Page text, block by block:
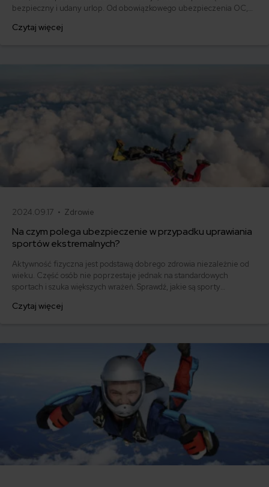
bezpieczny i udany urlop. Od obowiązkowego ubezpieczenia OC,
przygotowanie to podstawa. Odkryj, na co zwrócić uwagę, by w pełni
Czytaj więcej
2024.09.17 • Zdrowie
Na czym polega ubezpieczenie w przypadku uprawiania
sportów ekstremalnych?
Aktywność fizyczna jest podstawą dobrego zdrowia niezależnie od
wieku. Część osób nie poprzestaje jednak na standardowych
sportach i szuka większych wrażeń. Sprawdź, jakie są sporty
ubezpieczenia.
Czytaj więcej